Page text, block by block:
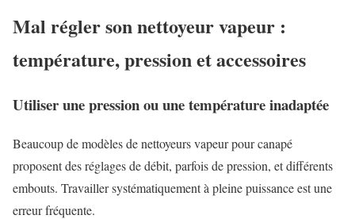
Mal régler son nettoyeur vapeur :
température, pression et accessoires
Utiliser une pression ou une température inadaptée
Beaucoup de modèles de nettoyeurs vapeur pour canapé
proposent des réglages de débit, parfois de pression, et différents
embouts. Travailler systématiquement à pleine puissance est une
erreur fréquente.